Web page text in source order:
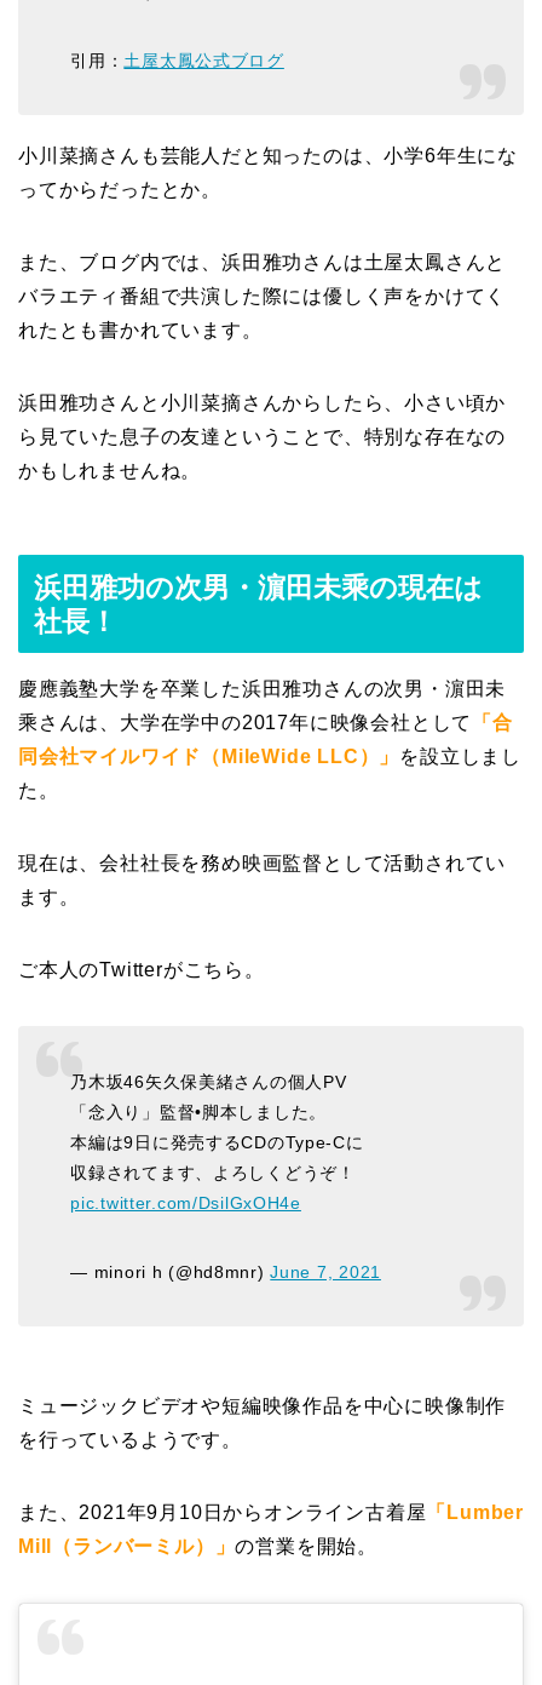
引用： 土屋太鳳公式ブログ
小川菜摘さんも芸能人だと知ったのは、小学6年生にな
ってからだったとか。
また、ブログ内では、浜田雅功さんは土屋太鳳さんと
バラエティ番組で共演した際には優しく声をかけてく
れたとも書かれています。
浜田雅功さんと小川菜摘さんからしたら、小さい頃か
ら見ていた息子の友達ということで、特別な存在なの
かもしれませんね。
浜田雅功の次男・濵田未乘の現在は
社長！
慶應義塾大学を卒業した浜田雅功さんの次男・濵田未
乘さんは、大学在学中の2017年に映像会社として
「合
同会社マイルワイド（MileWide LLC）」
を設立しまし
た。
現在は、会社社長を務め映画監督として活動されてい
ます。
ご本人のTwitterがこちら。
乃木坂46矢久保美緒さんの個人PV
「念入り」監督•脚本しました。
本編は9日に発売するCDのType-Cに
収録されてます、よろしくどうぞ！
pic.twitter.com/DsilGxOH4e
— minori h (@hd8mnr)June 7, 2021
ミュージックビデオや短編映像作品を中心に映像制作
を行っているようです。
また、2021年9月10日からオンライン古着屋 「Lumber
Mill（ランバーミル）」の営業を開始。